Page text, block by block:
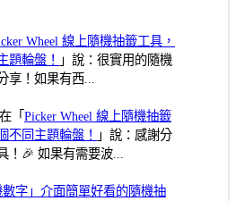
Wheel 線上隨機抽籤工具，
題輪盤！
」說：很實用的隨機
享！如果有西...
在「Picker Wheel 線上隨機抽籤
不同主題輪盤！
」說：感謝分
！🎉 如果有需要波...
數字」介面簡單好看的隨機抽